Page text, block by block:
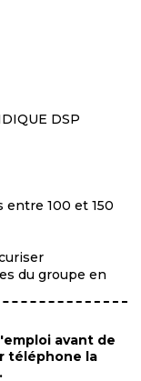
DSP
entre 100 et 150
du groupe en
avant de
téléphone la
.